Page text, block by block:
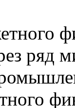
ряд